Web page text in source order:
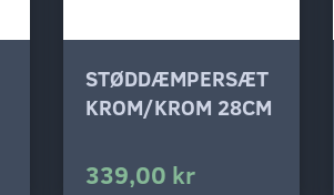
STØDDÆMPERSÆT
KROM/KROM 28CM
339,00 kr